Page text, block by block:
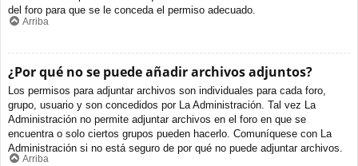
del foro para que se le conceda el permiso adecuado.
Arriba
¿Por qué no se puede añadir archivos adjuntos?
Los permisos para adjuntar archivos son individuales para cada foro,
grupo, usuario y son concedidos por La Administración. Tal vez La
Administración no permite adjuntar archivos en el foro en que se
encuentra o solo ciertos grupos pueden hacerlo. Comuníquese con La
Administración si no está seguro de por qué no puede adjuntar archivos.
Arriba